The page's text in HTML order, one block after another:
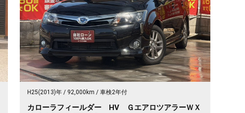
H25(2013)年 92,000km 車検2年付
カローラフィールダー HV ＧエアロツアラーＷＸ